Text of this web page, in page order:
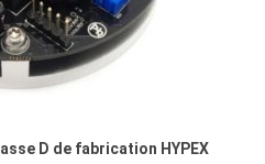
D de fabrication HYPEX